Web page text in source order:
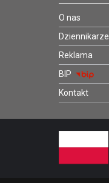
O nas
Dziennikarze
Reklama
BIP
Kontakt